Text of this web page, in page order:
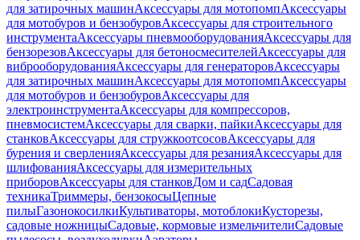
для затирочных машинАксессуары для мотопомпАксессуары
для мотобуров и бензобуровАксессуары для строительного
инструментаАксессуары пневмооборудованияАксессуары для
бензорезовАксессуары для бетоносмесителейАксессуары для
виброоборудованияАксессуары для генераторовАксессуары
для затирочных машинАксессуары для мотопомпАксессуары
для мотобуров и бензобуровАксессуары для
электроинструментаАксессуары для компрессоров,
пневмосистемАксессуары для сварки, пайкиАксессуары для
станковАксессуары для стружкоотсосовАксессуары для
бурения и сверленияАксессуары для резанияАксессуары для
шлифованияАксессуары для измерительных
приборовАксессуары для станковДом и садСадовая
техникаТриммеры, бензокосыЦепные
пилыГазонокосилкиКультиваторы, мотоблокиКусторезы,
садовые ножницыСадовые, кормовые измельчителиСадовые